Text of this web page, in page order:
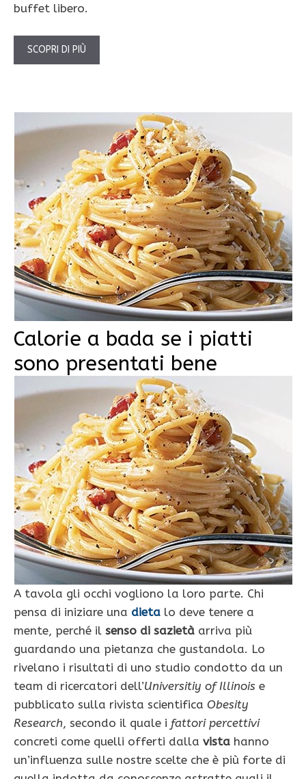
buffet libero.
SCOPRI DI PIÙ
Calorie a bada se i piatti
sono presentati bene
A tavola gli occhi vogliono la loro parte. Chi
pensa di iniziare una dieta lo deve tenere a
mente, perché il senso di sazietà arriva più
guardando una pietanza che gustandola. Lo
rivelano i risultati di uno studio condotto da un
team di ricercatori dell’Universitiy of Illinois e
pubblicato sulla rivista scientifica Obesity
Research, secondo il quale i fattori percettivi
concreti come quelli offerti dalla vista hanno
un’influenza sulle nostre scelte che è più forte di